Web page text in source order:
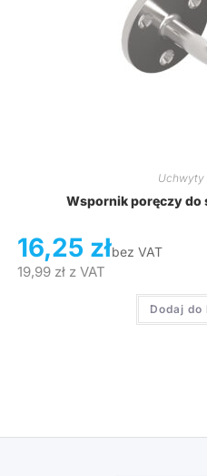
Uchwyty
Wspornik poręczy
16,25 złbez VAT
19,99 złz VAT
Dodaj do